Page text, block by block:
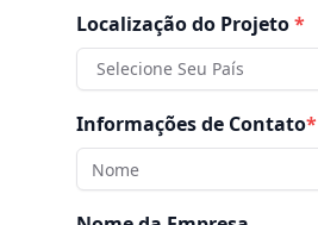
Localização do Projeto*
Selecione Seu País
Informações de Contato*